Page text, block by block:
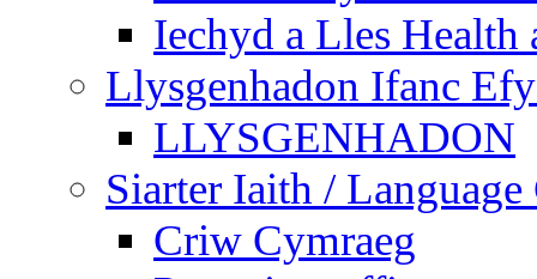
Iechyd a Lles Health
Llysgenhadon Ifanc
LLYSGENHADON
Siarter Iaith / Language
Criw Cymraeg